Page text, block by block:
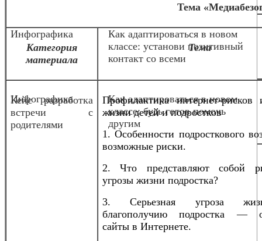
Инфографика
Как адаптироваться в новом
классе: установи позитивный
контакт со всеми
Инфографика
Как адаптироваться в новом
классе: будь готов помочь
другим
Тема
Категория
материала
Тема
Кейс разработка
встречи с
родителями
Профилактика интернет-рисков
жизни детей и подростков
1. Особенности подросткового
возможные риски.
2. Что представляют собой
угрозы жизни подростка?
3. Серьезная угроза
благополучию подростка —
сайты в Интернете.